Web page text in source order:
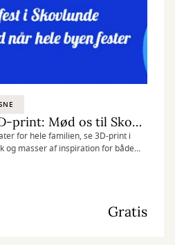
Bøger, teater og 3D-print: Mød os til Skovlunde Byfest
for hele familien, se 3D-print i
og masser af inspiration for både
Gratis